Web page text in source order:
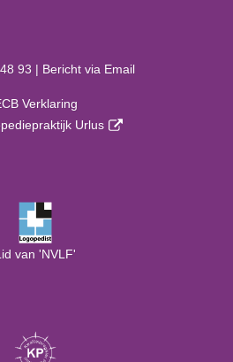
93 | Bericht via Email
Verklaring
Urlus
van 'NVLF'